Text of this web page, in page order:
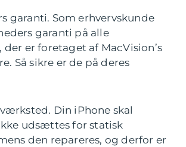
garanti. Som erhvervskunde
garanti på alle
der er foretaget af MacVision’s
Så sikre er de på deres
Din iPhone skal
udsættes for statisk
den repareres, og derfor er